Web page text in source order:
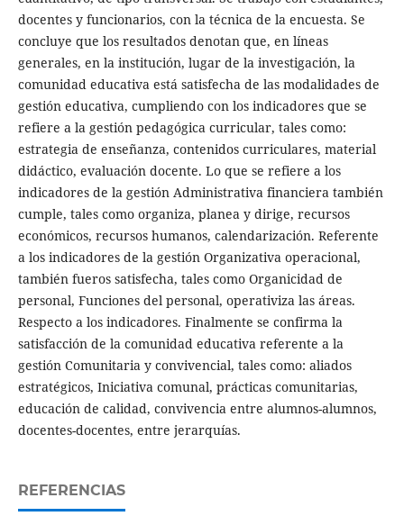
docentes y funcionarios, con la técnica de la encuesta. Se
concluye que los resultados denotan que, en líneas
generales, en la institución, lugar de la investigación, la
comunidad educativa está satisfecha de las modalidades de
gestión educativa, cumpliendo con los indicadores que se
refiere a la gestión pedagógica curricular, tales como:
estrategia de enseñanza, contenidos curriculares, material
didáctico, evaluación docente. Lo que se refiere a los
indicadores de la gestión Administrativa financiera también
cumple, tales como organiza, planea y dirige, recursos
económicos, recursos humanos, calendarización. Referente
a los indicadores de la gestión Organizativa operacional,
también fueros satisfecha, tales como Organicidad de
personal, Funciones del personal, operativiza las áreas.
Respecto a los indicadores. Finalmente se confirma la
satisfacción de la comunidad educativa referente a la
gestión Comunitaria y convivencial, tales como: aliados
estratégicos, Iniciativa comunal, prácticas comunitarias,
educación de calidad, convivencia entre alumnos-alumnos,
docentes-docentes, entre jerarquías.
REFERENCIAS